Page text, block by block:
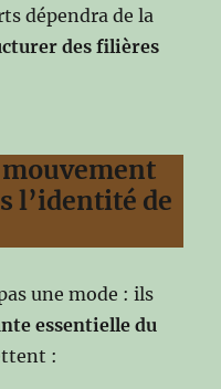
dépendra de la
des filières
l’identité de
une mode : ils
essentielle du
: